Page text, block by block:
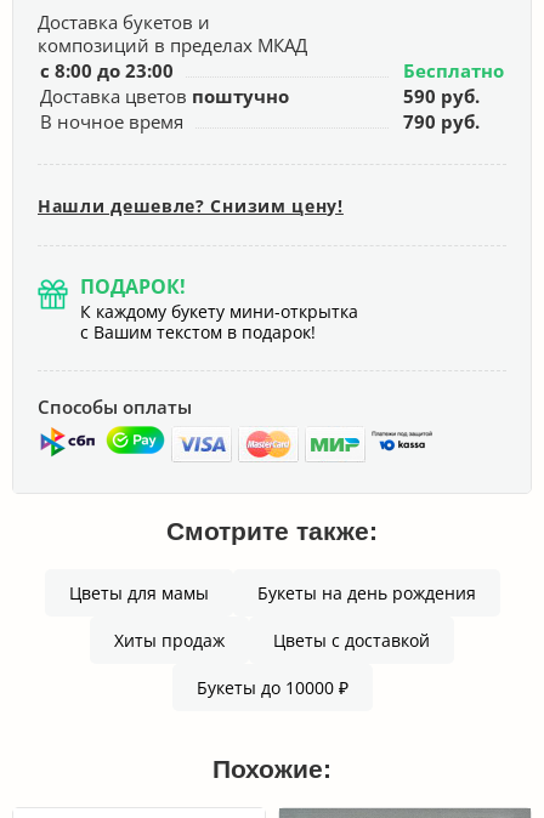
Доставка букетов и
композиций в пределах МКАД
с 8:00 до 23:00
Бесплатно
Доставка цветов поштучно
590 руб.
В ночное время
790 руб.
Нашли дешевле? Снизим цену!
ПОДАРОК!
К каждому букету мини-открытка
с Вашим текстом в подарок!
Способы оплаты
Смотрите также:
Цветы для мамы Букеты на день рождения
Хиты продаж Цветы с доставкой
Букеты до 10000 ₽
Похожие: